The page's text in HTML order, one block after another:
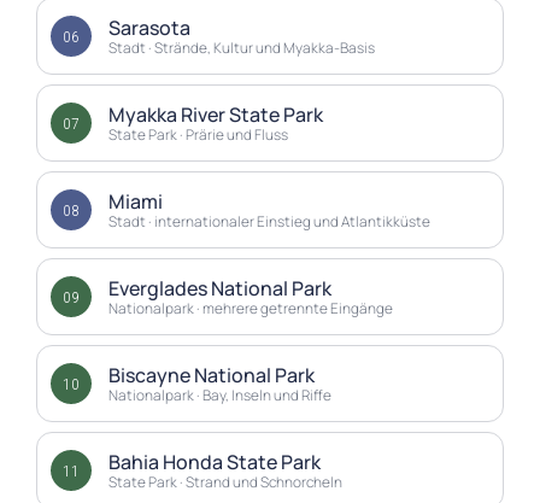
06 Sarasota
Stadt · Strände, Kultur und Myakka-Basis
07 Myakka River State Park
State Park · Prärie und Fluss
08 Miami
Stadt · internationaler Einstieg und Atlantikküste
09 Everglades National Park
Nationalpark · mehrere getrennte Eingänge
10 Biscayne National Park
Nationalpark · Bay, Inseln und Riffe
11 Bahia Honda State Park
State Park · Strand und Schnorcheln